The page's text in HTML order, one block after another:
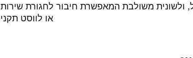
ולשונית משולבת המאפשרת חיבור לחגורת שירות
או לווסט תקני